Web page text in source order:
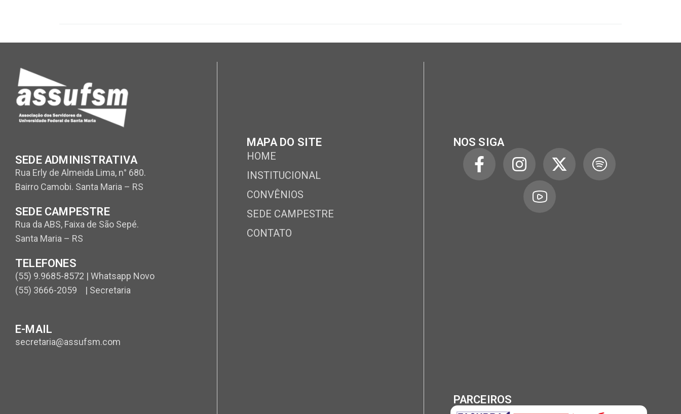
SEDE ADMINISTRATIVA
Rua Erly de Almeida Lima, n° 680.
Bairro Camobi. Santa Maria – RS
SEDE CAMPESTRE
Rua da ABS, Faixa de São Sepé.
Santa Maria – RS
TELEFONES
(55) 9.9685-8572 | Whatsapp Novo
(55) 3666-2059 | Secretaria
E-MAIL
secretaria@assufsm.com
MAPA DO SITE
HOME
INSTITUCIONAL
CONVÊNIOS
SEDE CAMPESTRE
CONTATO
NOS SIGA
PARCEIROS